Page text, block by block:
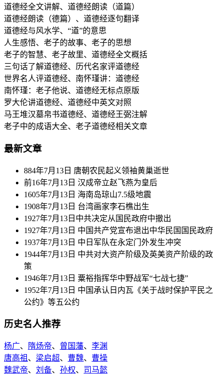
道德经全文讲解、道德经朗读（道篇）
道德经朗读（德篇）、道德经逐句翻译
道德经与风水学、“道”的意思
人生感悟、老子的故事、老子的思想
老子的智慧、老子故里、道德经全文概括
三句话了解道德经、历代名家评道德经
世界名人评道德经、南怀瑾讲：道德经
南怀瑾：老子他说、道德经无标点原版
罗大伦讲道德经、道德经中英文对照
马王堆汉墓帛书道德经、道德经王弼注解
老子中的成语大全、老子道德经相关文章
最新文章
884年7月13日 唐朝农民起义领袖黄巢逝世
前16年7月13日 汉成帝立赵飞燕为皇后
1605年7月13日 海南岛琼山7.5级地震
1908年7月13日 台湾画家李石樵出生
1927年7月13日中共决定从国民政府中撤出
1927年7月13日 中国共产党宣布退出中华民国国民政府
1937年7月13日 中日军队在永定门外发生冲突
1944年7月13日 中共对大资产阶级及英美资产阶级的政
策
1946年7月13日 粟裕指挥华中野战军“七战七捷”
1952年7月13日 中国承认日内瓦《关于战时保护平民之
公约》等五公约
历史名人推荐
杨广、 隋炀帝、 曾国藩、 李渊
唐高祖 、 梁启超、 曹魏、 曹操
魏武帝、 刘备、 孙权、 司马懿